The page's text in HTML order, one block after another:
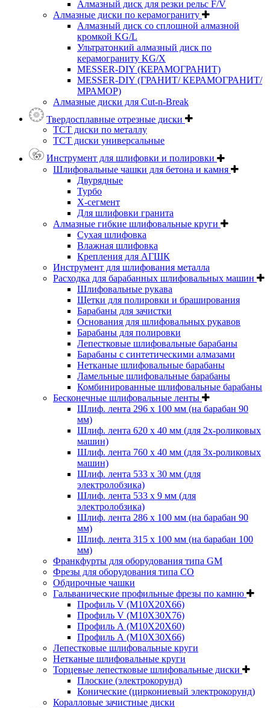
Алмазный диск для резки рельс F/V
Алмазные диски по керамограниту
Алмазный диск со сплошной алмазной
кромкой KG/L
Ультратонкий алмазный диск по
керамограниту KG/X
MESSER-DIY (КЕРАМОГРАНИТ)
MESSER-DIY (ГРАНИТ/ КЕРАМОГРАНИТ/
МРАМОР)
Алмазные диски для Cut-n-Break
Твердосплавные отрезные диски
ТСТ диски по металлу
ТСТ диски универсальные
Инструмент для шлифовки и полировки
Шлифовальные чашки для бетона и камня
Двурядные
Турбо
Х-сегмент
Для шлифовки гранита
Алмазные гибкие шлифовальные круги
Cухая шлифовка
Влажная шлифовка
Крепления для АГШК
Инструмент для шлифования металла
Расходка для барабанных шлифовальных машин
Шлифовальные рукава
Щетки для полировки и браширования
Барабаны для зачистки
Основания для шлифовальных рукавов
Барабаны для полировки
Лепестковые шлифовальные барабаны
Барабаны с синтетическими алмазами
Нетканые шлифовальные барабаны
Ламельные шлифовальные барабаны
Комбинированные шлифовальные барабаны
Бесконечные шлифовальные ленты
Шлиф. лента 296 х 100 мм (на барабан 90
мм)
Шлиф. лента 620 х 40 мм (для 2х-роликовых
машин)
Шлиф. лента 760 х 40 мм (для 3х-роликовых
машин)
Шлиф. лента 533 х 30 мм (для
электролобзика)
Шлиф. лента 533 х 9 мм (для
электролобзика)
Шлиф. лента 286 х 100 мм (на барабан 90
мм)
Шлиф. лента 315 х 100 мм (на барабан 100
мм)
Франкфурты для оборудования типа GM
Фрезы для оборудования типа СО
Обдирочные чашки
Гальванические профильные фрезы по камню
Профиль V (M10X20X66)
Профиль V (M10X30X76)
Профиль А (М10Х20Х60)
Профиль А (М10Х30Х66)
Лепестковые шлифовальные круги
Нетканые шлифовальные круги
Торцевые лепестковые шлифовальные диски
Плоские (электрокорунд)
Конические (циркониевый электрокорунд)
Коралловые зачистные диски